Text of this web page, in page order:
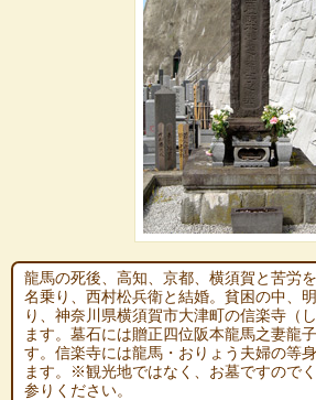
龍馬の死後、高知、京都、横須賀と苦労
名乗り、西村松兵衛と結婚。貧困の中、
り、神奈川県横須賀市大津町の信楽寺（
ます。墓石には贈正四位阪本龍馬之妻龍
す。信楽寺には龍馬・おりょう夫婦の等
ます。※観光地ではなく、お墓ですので
参りください。